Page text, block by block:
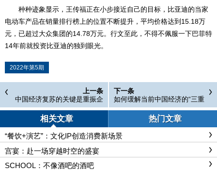
种种迹象显示，王传福正在小步接近自己的目标，比亚迪的当家
电动车产品在销量排行榜上的位置不断提升，平均价格达到15.18万
元，已超过大众集团的14.78万元。行文至此，不得不佩服一下巴菲特
14年前就投资比亚迪的独到眼光。
2022年第5期
上一条
中国经济复苏的关键是重振企
业信心
下一条
如何缓解当前中国经济的“三重
压力”
相关文章 热门文章
“餐饮+演艺”：文化IP创造消费新场景
宫宴：赴一场穿越时空的盛宴
SCHOOL：不像酒吧的酒吧